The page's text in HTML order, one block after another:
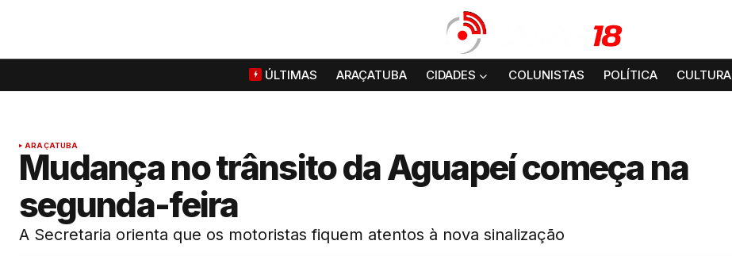
ÚLTIMAS ARAÇATUBA CIDADES COLUNISTAS POLÍTICA CULTURA
ARAÇATUBA
Mudança no trânsito da Aguapeí começa na
segunda-feira
A Secretaria orienta que os motoristas fiquem atentos à nova sinalização